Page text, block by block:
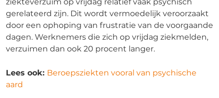
gerelateerd zijn. Dit wordt vermoedelijk veroorzaakt
door een ophoping van frustratie van de voorgaande
dagen. Werknemers die zich op vrijdag ziekmelden,
verzuimen dan ook 20 procent langer.
Lees ook: Beroepsziekten vooral van psychische
aard